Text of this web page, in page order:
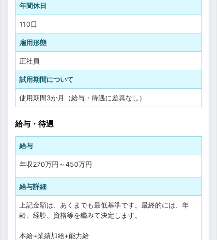
年間休日
110日
雇用形態
正社員
試用期間について
使用期間3か月（給与・待遇に差異なし）
給与・待遇
給与
年収270万円 ～450万円
給与詳細
上記金額は、あくまでも最低基準です。最終的には、年
齢、経験、資格等を鑑みて決定します。
本給+業績加給+能力給